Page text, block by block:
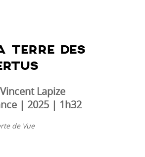
TERRE DES
Lapize
| 2025 | 1h32
de Vue